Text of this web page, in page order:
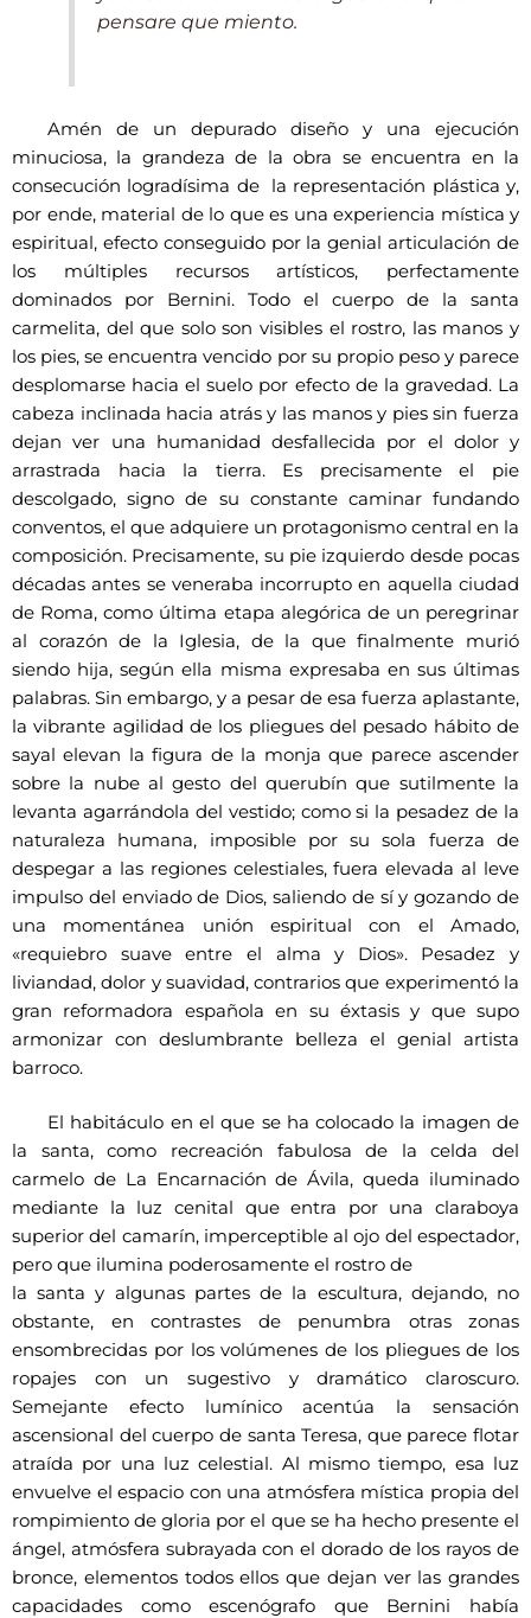
pensare que miento.
Amén de un depurado diseño y una ejecución
minuciosa, la grandeza de la obra se encuentra en la
consecución logradísima de la representación plástica y,
por ende, material de lo que es una experiencia mística y
espiritual, efecto conseguido por la genial articulación de
los múltiples recursos artísticos, perfectamente
dominados por Bernini. Todo el cuerpo de la santa
carmelita, del que solo son visibles el rostro, las manos y
los pies, se encuentra vencido por su propio peso y parece
desplomarse hacia el suelo por efecto de la gravedad. La
cabeza inclinada hacia atrás y las manos y pies sin fuerza
dejan ver una humanidad desfallecida por el dolor y
arrastrada hacia la tierra. Es precisamente el pie
descolgado, signo de su constante caminar fundando
conventos, el que adquiere un protagonismo central en la
composición. Precisamente, su pie izquierdo desde pocas
décadas antes se veneraba incorrupto en aquella ciudad
de Roma, como última etapa alegórica de un peregrinar
al corazón de la Iglesia, de la que finalmente murió
siendo hija, según ella misma expresaba en sus últimas
palabras. Sin embargo, y a pesar de esa fuerza aplastante,
la vibrante agilidad de los pliegues del pesado hábito de
sayal elevan la figura de la monja que parece ascender
sobre la nube al gesto del querubín que sutilmente la
levanta agarrándola del vestido; como si la pesadez de la
naturaleza humana, imposible por su sola fuerza de
despegar a las regiones celestiales, fuera elevada al leve
impulso del enviado de Dios, saliendo de sí y gozando de
una momentánea unión espiritual con el Amado,
«requiebro suave entre el alma y Dios». Pesadez y
liviandad, dolor y suavidad, contrarios que experimentó la
gran reformadora española en su éxtasis y que supo
armonizar con deslumbrante belleza el genial artista
barroco.
El habitáculo en el que se ha colocado la imagen de
la santa, como recreación fabulosa de la celda del
carmelo de La Encarnación de Ávila, queda iluminado
mediante la luz cenital que entra por una claraboya
superior del camarín, imperceptible al ojo del espectador,
pero que ilumina poderosamente el rostro de
la santa y algunas partes de la escultura, dejando, no
obstante, en contrastes de penumbra otras zonas
ensombrecidas por los volúmenes de los pliegues de los
ropajes con un sugestivo y dramático claroscuro.
Semejante efecto lumínico acentúa la sensación
ascensional del cuerpo de santa Teresa, que parece flotar
atraída por una luz celestial. Al mismo tiempo, esa luz
envuelve el espacio con una atmósfera mística propia del
rompimiento de gloria por el que se ha hecho presente el
ángel, atmósfera subrayada con el dorado de los rayos de
bronce, elementos todos ellos que dejan ver las grandes
capacidades como escenógrafo que Bernini había